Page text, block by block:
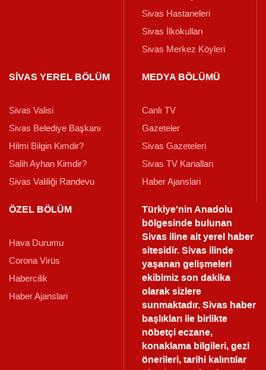
Sivas Hastaneleri
Sivas İlkokulları
Sivas Merkez Köyleri
SİVAS YEREL BÖLÜM
Sivas Valisi
Sivas Belediye Başkanı
Hilmi Bilgin Kimdir?
Salih Ayhan Kimdir?
Sivas Valiliği Randevu
MEDYA BÖLÜMÜ
Canlı TV
Gazeteler
Sivas Gazeteleri
Sivas TV Kanalları
Haber Ajanslari
ÖZEL BÖLÜM
Hava Durumu
Corona Virüs
Habercilik
Haber Ajanslari
Türkiye'nin Anadolu
bölgesinde bulunan
Sivas iline ait yerel haber
sitesidir. Sivas ilinde
yaşanan gelişmeleri
ekibimiz son dakika
olarak sizlere
sunmaktadır.Sivas haber
başlıkları ile birlikte
nöbetçi eczane,
konaklama bilgileri, gezi
önerileri, tarihi kalıntılar